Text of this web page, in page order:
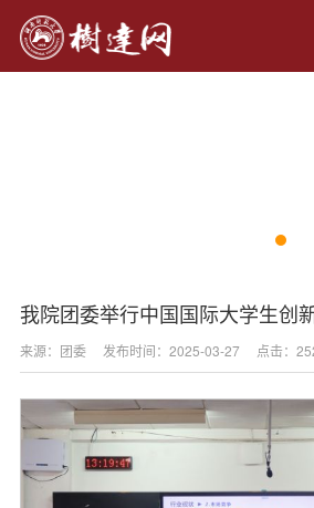
我院团委举行中国国际大学生创
来源：团委 发布时间：2025-03-27 点击：